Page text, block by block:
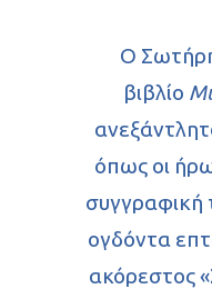
Ο
βιβλίο
όπως οι
συγγραφική
ογδόντα
ακόρεστος